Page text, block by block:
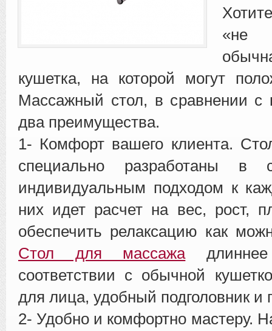
«не
кушетка, на которой могут
Массажный стол, в сравнении с
два преимущества.
1- Комфорт вашего клиента.
специально разработаны в
индивидуальным подходом к
них идет расчет на вес, рост,
обеспечить релаксацию как
Cтол для массажа
соответствии с обычной
для лица, удобный подголовник и
2- Удобно и комфортно мастеру.